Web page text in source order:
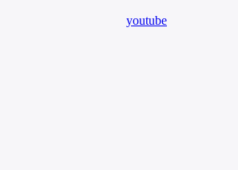
youtube